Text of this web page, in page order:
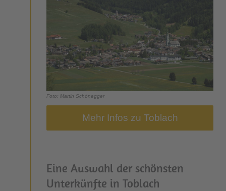
Foto: Martin Schönegger
Mehr Infos zu Toblach
Eine Auswahl der schönsten
Unterkünfte in Toblach